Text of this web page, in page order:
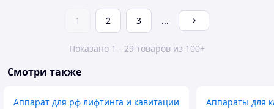
1 2 3 ...
Показано 1 - 29 товаров из 100+
Смотри также
Аппарат для рф лифтинга и кавитации Аппараты для